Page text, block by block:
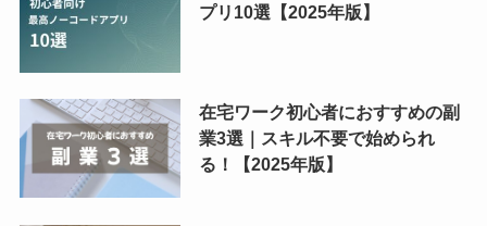
プリ10選【2025年版】
在宅ワーク初心者におすすめの副
業3選｜スキル不要で始められ
る！【2025年版】